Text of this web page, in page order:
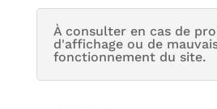
À consulter en cas de
d'affichage ou de
fonctionnement du site.